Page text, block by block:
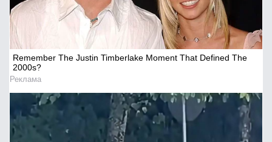
Remember The Justin Timberlake Moment That Defined The
2000s?
Реклама